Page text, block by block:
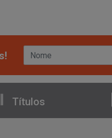
Títulos